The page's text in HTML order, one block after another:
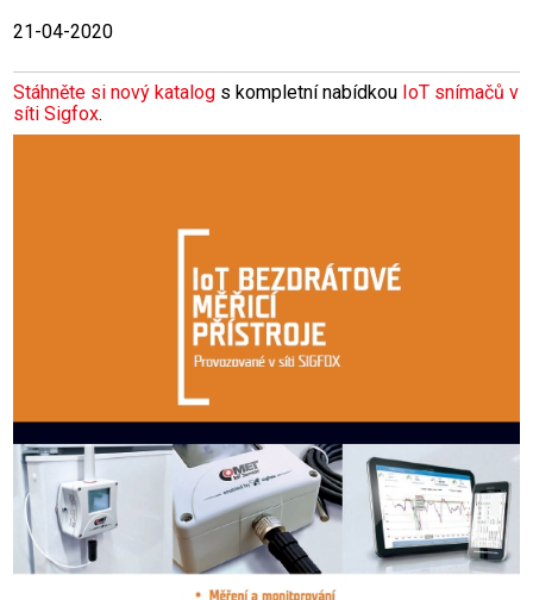
21-04-2020
Stáhněte si nový katalog s kompletní nabídkou IoT snímačů v
síti Sigfox.